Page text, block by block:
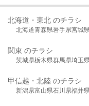
北海道・東北 のチラシ
北海道青森県岩手県宮城
関東 のチラシ
茨城県栃木県群馬県埼玉
甲信越・北陸 のチラシ
新潟県富山県石川県福井